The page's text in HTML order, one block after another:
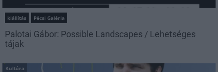
kiállítás Pécsi Galéria
Palotai Gábor: Possible Landscapes / Lehetséges
tájak
Kultúra